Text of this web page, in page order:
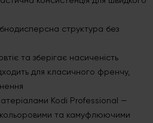
структура без
та зберігає насиченість
для класичного френчу,
Kodi Professional —
кольоровими та камуфлюючими